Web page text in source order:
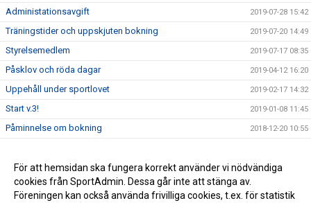
Administationsavgift 2019-07-28 15:42
Träningstider och uppskjuten bokning 2019-07-20 14:49
Styrelsemedlem 2019-07-17 08:35
Påsklov och röda dagar 2019-04-12 16:20
Uppehåll under sportlovet 2019-02-17 14:32
Start v.3! 2019-01-08 11:45
Påminnelse om bokning 2018-12-20 10:55
Höstens bokning 2018-07-06 14:25
Kävlinges föreningsliv 2017-10-06 14:24
För att hemsidan ska fungera korrekt använder vi nödvändiga
cookies från SportAdmin. Dessa går inte att stänga av.
Föreningen kan också använda frivilliga cookies, t.ex. för statistik